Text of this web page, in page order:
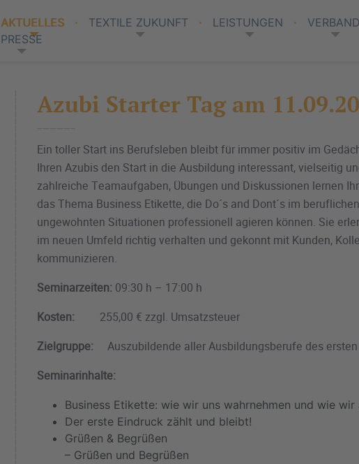
AKTUELLES TEXTILE ZUKUNFT LEISTUNGEN
VERBAND
PRESSE
Azubi Starter Tag am
Ein toller Start ins Berufsleben bleibt für immer positiv im
Ihren Azubis den Start in die Ausbildung interessant, vielseitig
zahlreiche Teamaufgaben, Übungen und Diskussionen lernen
das Thema Business Etikette, die Do´s and Dont´s im
ungewohnten Situationen professionell agieren können. Sie
im neuen Umfeld richtig verhalten und gekonnt mit Kunden,
kommunizieren.
Seminarzeiten: 09:30 h – 17:00 h
Kosten: 255,00 € zzgl. Umsatzsteuer
Zielgruppe: Auszubildende aller Ausbildungsberufe des
Seminarinhalte:
Business Etikette: wie wir uns wahrnehmen und wie
Der erste Eindruck zählt und bleibt!
Grüßen & Begrüßen
– Grüßen und Begrüßen